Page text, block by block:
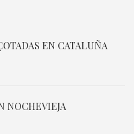
EN CATALUÑA
NOCHEVIEJA